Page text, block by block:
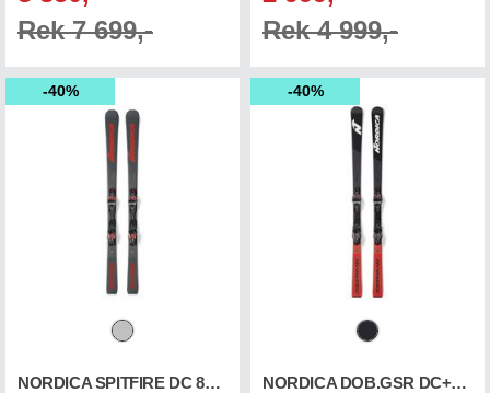
Rek 7 699,-
Rek 4 999,-
40%
NORDICA SPITFIRE DC 80 PRO+XCE12
40%
NORDICA DOB.GSR DC+XCELL14